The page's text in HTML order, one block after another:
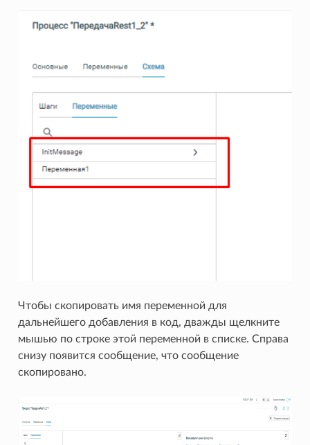
Чтобы скопировать имя переменной для
дальнейшего добавления в код, дважды щелкните
мышью по строке этой переменной в списке. Справа
снизу появится сообщение, что сообщение
скопировано.